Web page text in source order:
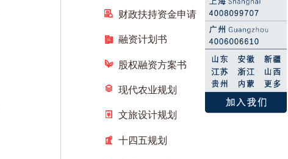
财政扶持资金申请
融资计划书
股权融资方案书
现代农业规划
文旅设计规划
十四五规划